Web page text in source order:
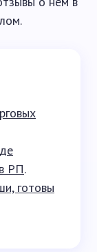
РП.
готовы